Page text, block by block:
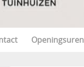
Openingsuren